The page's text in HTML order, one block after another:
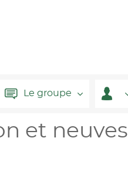
Le groupe
et neuves